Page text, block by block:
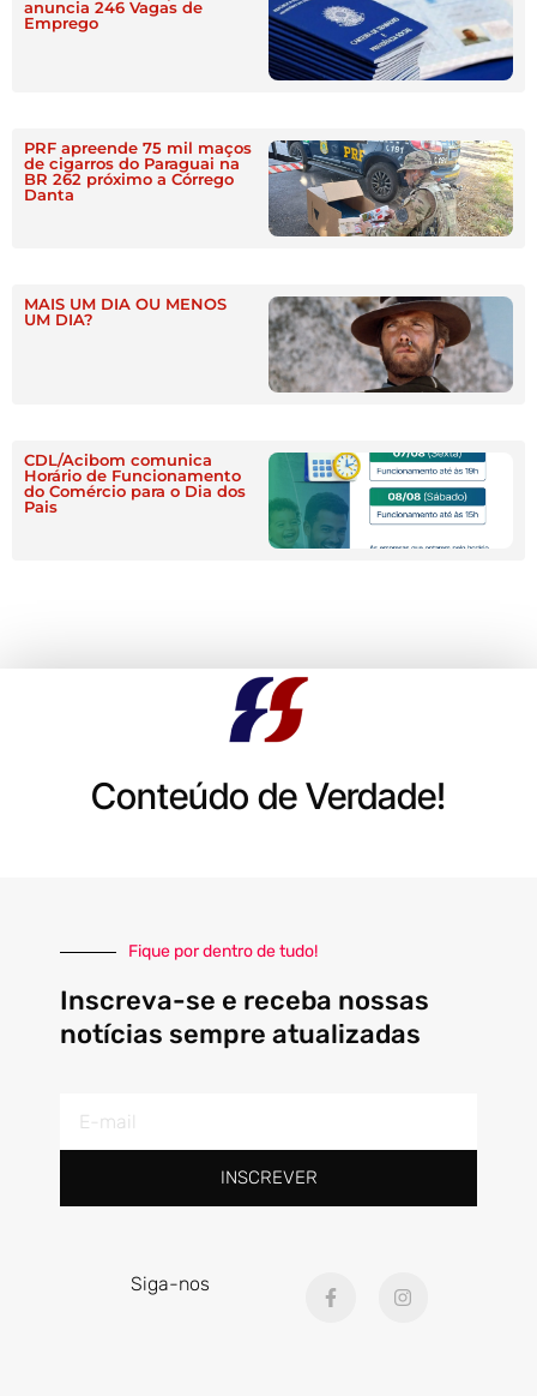
anuncia 246 Vagas de
Emprego
PRF apreende 75 mil maços
de cigarros do Paraguai na
BR 262 próximo a Córrego
Danta
MAIS UM DIA OU MENOS
UM DIA?
CDL/Acibom comunica
Horário de Funcionamento
do Comércio para o Dia dos
Pais
Conteúdo de Verdade!
Fique por dentro de tudo!
Inscreva-se e receba nossas
notícias sempre atualizadas
INSCREVER
Siga-nos
a
n